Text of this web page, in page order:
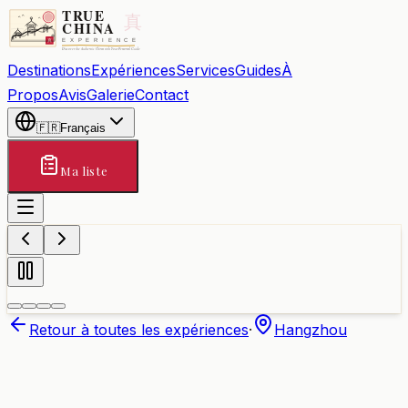
DestinationsExpériencesServicesGuidesÀ
ProposAvisGalerieContact
🇫🇷Français
Ma liste
Retour à toutes les expériences· Hangzhou